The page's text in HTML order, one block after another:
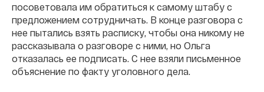
посоветовала им обратиться к самому штабу с
предложением сотрудничать. В конце разговора с
нее пытались взять расписку, чтобы она никому не
рассказывала о разговоре с ними, но Ольга
отказалась ее подписать. С нее взяли письменное
объяснение по факту уголовного дела.